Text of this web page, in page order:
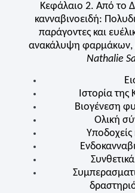
Κεφάλαιο 2. Από το
κανναβινοειδή:
παράγοντες και
ανακάλυψη φαρμάκων,
Nathalie
Ιστορία
Βιογένεση
Ολική
Υποδοχείς